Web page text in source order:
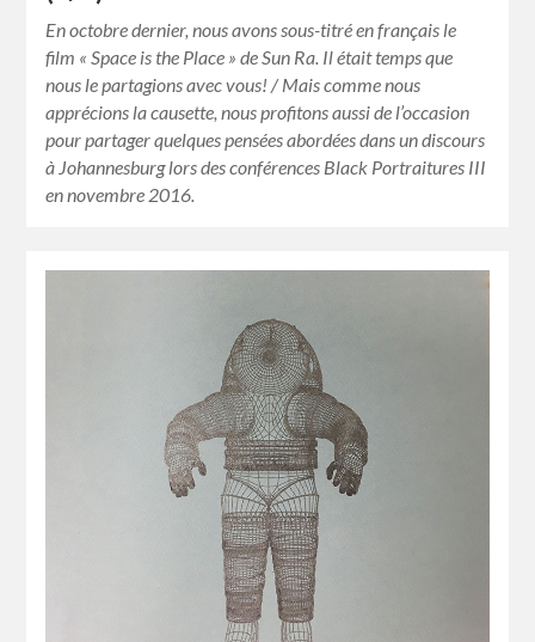
En octobre dernier, nous avons sous-titré en français le
film « Space is the Place » de Sun Ra. Il était temps que
nous le partagions avec vous! / Mais comme nous
apprécions la causette, nous profitons aussi de l’occasion
pour partager quelques pensées abordées dans un discours
à Johannesburg lors des conférences Black Portraitures III
en novembre 2016.